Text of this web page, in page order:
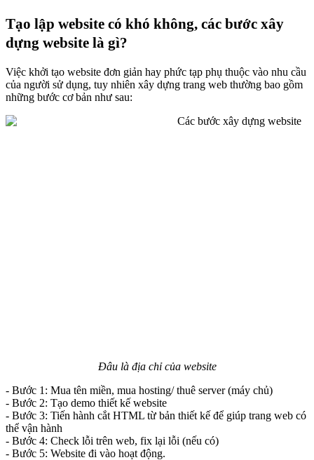
Tạo lập website có khó không, các bước xây
dựng website là gì?
Việc khởi tạo website đơn giản hay phức tạp phụ thuộc vào nhu cầu
của người sử dụng, tuy nhiên xây dựng trang web thường bao gồm
những bước cơ bản như sau:
Đâu là địa chỉ của website
- Bước 1: Mua tên miền, mua hosting/ thuê server (máy chủ)
- Bước 2: Tạo demo thiết kế website
- Bước 3: Tiến hành cắt HTML từ bản thiết kế để giúp trang web có
thể vận hành
- Bước 4: Check lỗi trên web, fix lại lỗi (nếu có)
- Bước 5: Website đi vào hoạt động.